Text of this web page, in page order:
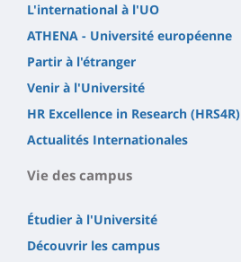
L'international à l'UO
ATHENA - Université européenne
Partir à l'étranger
Venir à l'Université
HR Excellence in Research (HRS4R)
Actualités Internationales
Vie des campus
Étudier à l'Université
Découvrir les campus